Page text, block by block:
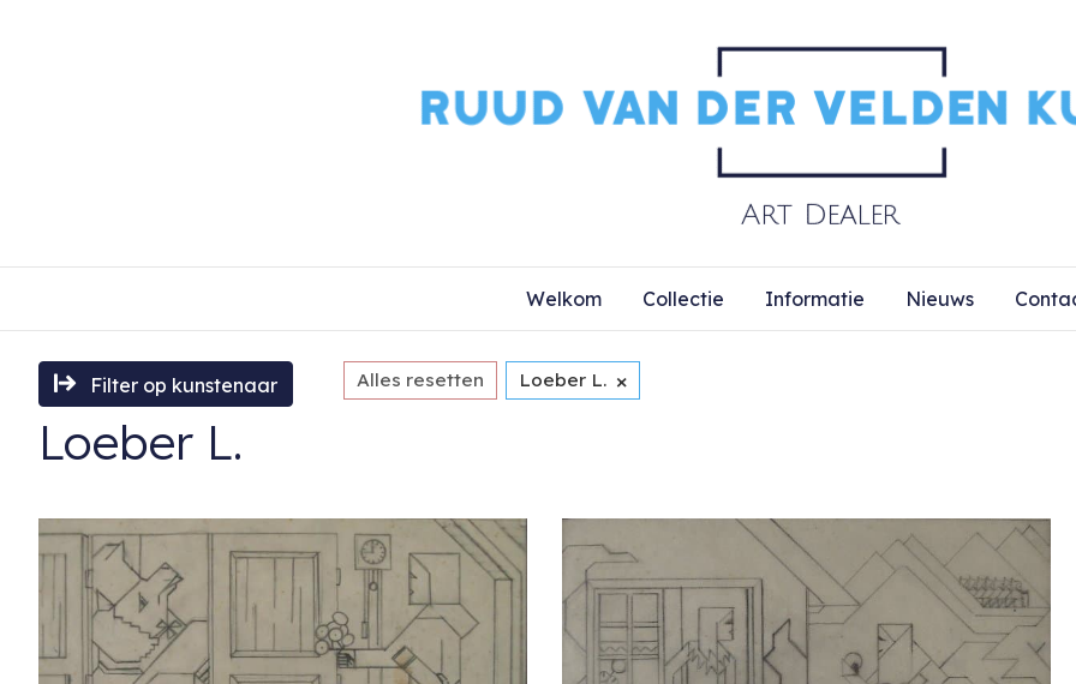
Welkom Collectie Informatie Nieuws
Filter op kunstenaar Alles resetten Loeber L. ×
Loeber L.